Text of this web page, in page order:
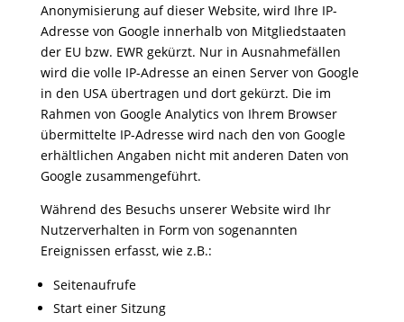
Anonymisierung auf dieser Website, wird Ihre IP-
Adresse von Google innerhalb von Mitgliedstaaten
der EU bzw. EWR gekürzt. Nur in Ausnahmefällen
wird die volle IP-Adresse an einen Server von Google
in den USA übertragen und dort gekürzt. Die im
Rahmen von Google Analytics von Ihrem Browser
übermittelte IP-Adresse wird nach den von Google
erhältlichen Angaben nicht mit anderen Daten von
Google zusammengeführt.
Während des Besuchs unserer Website wird Ihr
Nutzerverhalten in Form von sogenannten
Ereignissen erfasst, wie z.B.:
Seitenaufrufe
Start einer Sitzung